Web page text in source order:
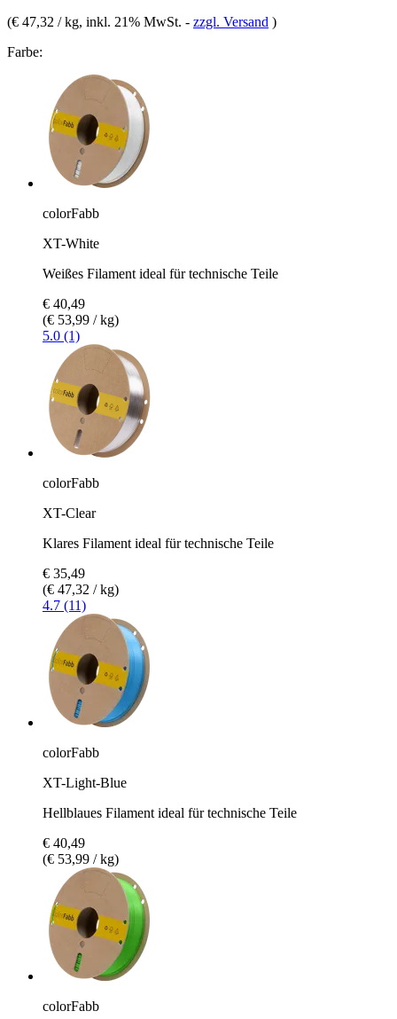
(€ 47,32 / kg, inkl. 21% MwSt. - zzgl. Versand )
Farbe:
colorFabb
XT-White
Weißes Filament ideal für technische Teile
€ 40,49
(€ 53,99 / kg)
5.0 (1)
colorFabb
XT-Clear
Klares Filament ideal für technische Teile
€ 35,49
(€ 47,32 / kg)
4.7 (11)
colorFabb
XT-Light-Blue
Hellblaues Filament ideal für technische Teile
€ 40,49
(€ 53,99 / kg)
colorFabb